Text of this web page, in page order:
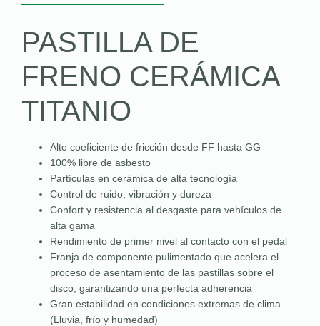
PASTILLA DE
FRENO CERÁMICA
TITANIO
Alto coeficiente de fricción desde FF hasta GG
100% libre de asbesto
Partículas en cerámica de alta tecnología
Control de ruido, vibración y dureza
Confort y resistencia al desgaste para vehículos de
alta gama
Rendimiento de primer nivel al contacto con el pedal
Franja de componente pulimentado que acelera el
proceso de asentamiento de las pastillas sobre el
disco, garantizando una perfecta adherencia
Gran estabilidad en condiciones extremas de clima
(Lluvia, frío y humedad)